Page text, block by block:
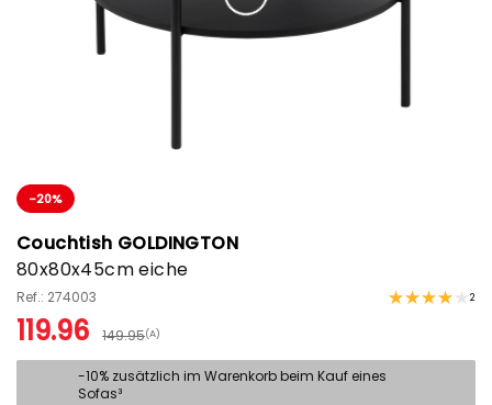
-20%
Couchtish GOLDINGTON
80x80x45cm eiche
Ref.: 274003 2
119.96 149.95(A)
-10% zusätzlich im Warenkorb beim Kauf eines
Sofas³